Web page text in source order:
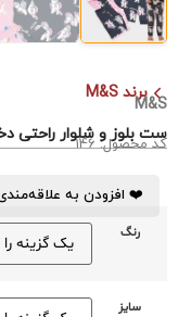
برند M&S
M&S
ست بلوز و شلوار راحتی
کد محصول: 146
❤️ افزودن به
رنگ
سایز